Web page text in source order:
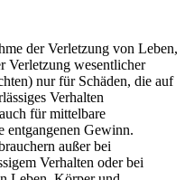
der Verletzung von Leben,
Verletzung wesentlicher
nur für Schäden, die auf
Verhalten
für mittelbare
entgangenen Gewinn.
außer bei
Verhalten oder bei